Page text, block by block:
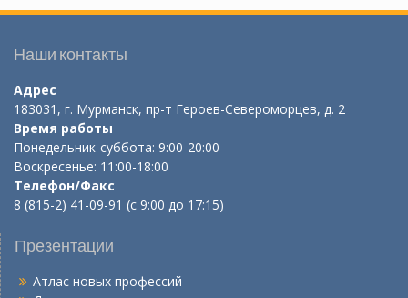
Наши контакты
Адрес
183031, г. Мурманск, пр-т Героев-Североморцев, д. 2
Время работы
Понедельник-суббота: 9:00-20:00
Воскресенье: 11:00-18:00
Телефон/Факс
8 (815-2) 41-09-91 (с 9:00 до 17:15)
Презентации
Атлас новых профессий